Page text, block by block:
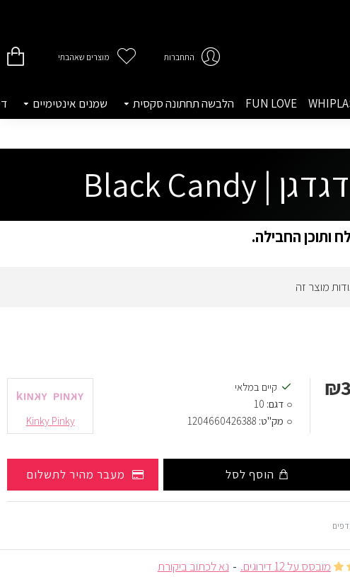
התחברות מוצרים שאהבתי
FUN LOVE הלבשה תחתונה סקסית שמנים אינטימיים
ותוכן החבילה.
מוצר זה
מובסס על 12 דירוגים. - נא לכתוב ביקורת
קיים במלאי
דגם: 10
מק"ט: 1204660426388
Kinky Pinky
הוסף לסל מעבר מהיר לתשלום